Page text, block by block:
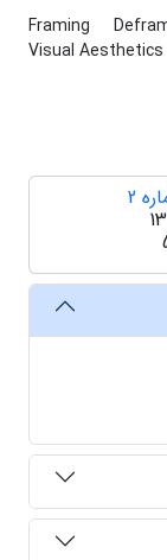
Framing
Visual Aesthetics